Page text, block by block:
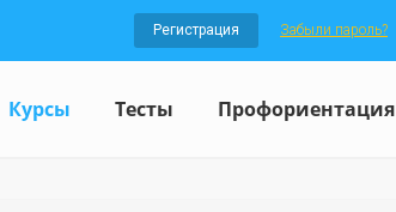
Регистрация Забыли пароль?
Курсы Тесты Профориентация